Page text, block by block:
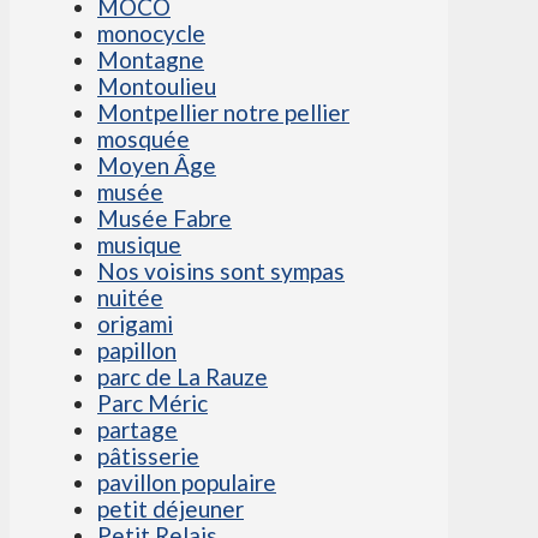
MOCO
monocycle
Montagne
Montoulieu
Montpellier notre pellier
mosquée
Moyen Âge
musée
Musée Fabre
musique
Nos voisins sont sympas
nuitée
origami
papillon
parc de La Rauze
Parc Méric
partage
pâtisserie
pavillon populaire
petit déjeuner